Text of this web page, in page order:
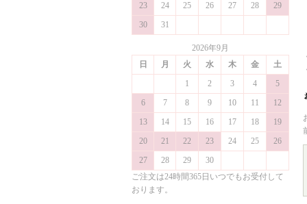
23
24 25 26 27 28
29
30
31
2026年9月
日
月 火 水 木 金
土
1
2 3 4
5
6
7 8 9 10 11
12
13
14 15 16 17 18
19
20
21 22 23 24 25
26
27
28 29
30
ご注文は24時間365日いつでもお受付して
おります。